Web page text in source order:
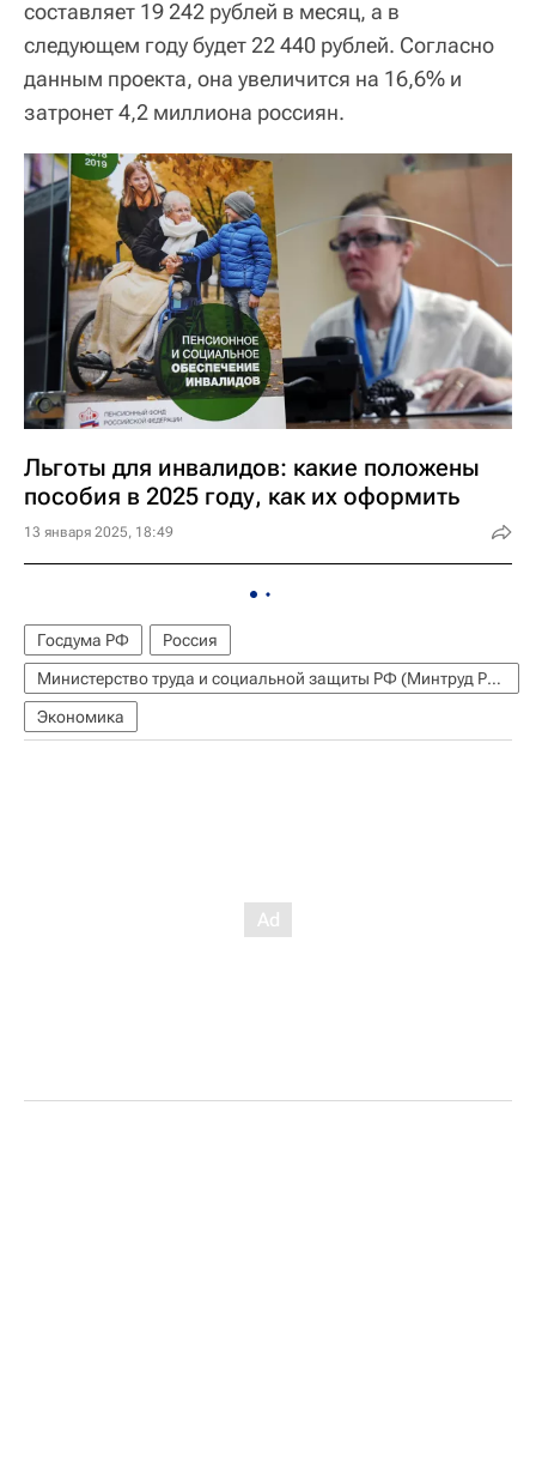
составляет 19 242 рублей в месяц, а в
следующем году будет 22 440 рублей. Согласно
данным проекта, она увеличится на 16,6% и
затронет 4,2 миллиона россиян.
Льготы для инвалидов: какие положены
пособия в 2025 году, как их оформить
13 января 2025, 18:49
Госдума РФ
Россия
Министерство труда и социальной защиты РФ (Минтруд России)
Экономика